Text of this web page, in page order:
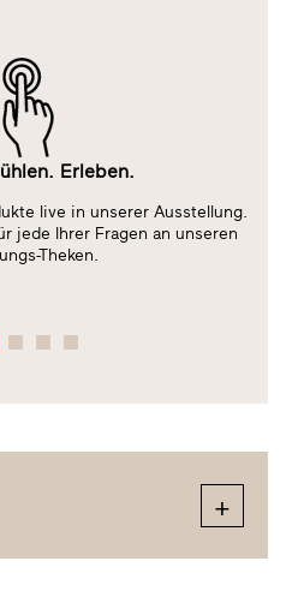
Erleben.
live in unserer Ausstellung.
jede Ihrer Fragen an unseren
Theken.